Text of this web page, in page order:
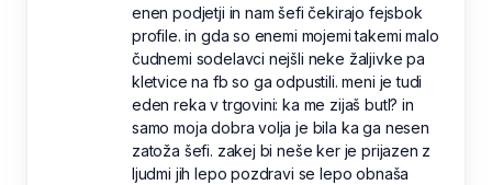
enen podjetji in nam šefi čekirajo fejsbok
profile. in gda so enemi mojemi takemi malo
čudnemi sodelavci nejšli neke žaljivke pa
kletvice na fb so ga odpustili. meni je tudi
eden reka v trgovini: ka me zijaš butl? in
samo moja dobra volja je bila ka ga nesen
zatoža šefi. zakej bi neše ker je prijazen z
ljudmi jih lepo pozdravi se lepo obnaša